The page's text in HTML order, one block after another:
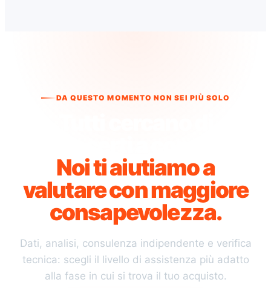
DA QUESTO MOMENTO NON SEI PIÙ SOLO
Noi ti aiutiamo a
valutare con maggiore
consapevolezza.
Dati, analisi, consulenza indipendente e verifica
tecnica: scegli il livello di assistenza più adatto
alla fase in cui si trova il tuo acquisto.